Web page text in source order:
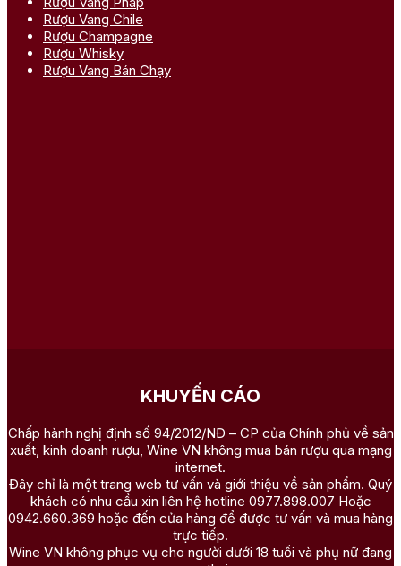
Rượu Vang Chile
Rượu Champagne
Rượu Whisky
Rượu Vang Bán Chạy
KHUYẾN CÁO
Chấp hành nghị định số 94/2012/NĐ – CP của Chính phủ về sản
xuất, kinh doanh rượu, Wine VN không mua bán rượu qua mạng
internet.
Đây chỉ là một trang web tư vấn và giới thiệu về sản phẩm. Quý
khách có nhu cầu xin liên hệ hotline 0977.898.007 Hoặc
0942.660.369 hoặc đến cửa hàng để được tư vấn và mua hàng
trực tiếp.
Wine VN không phục vụ cho người dưới 18 tuổi và phụ nữ đang